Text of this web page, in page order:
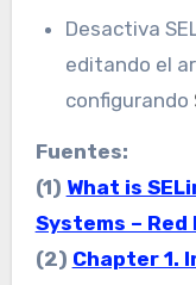
Desactiva
editando el
configurando
Fuentes:
(1) What is
Systems – Red
(2) Chapter 1.